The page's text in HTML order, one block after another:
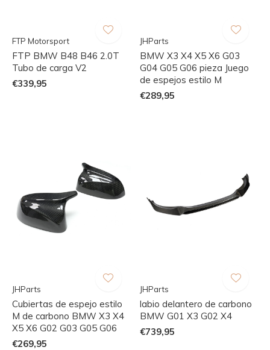
FTP Motorsport
FTP BMW B48 B46 2.0T
Tubo de carga V2
€339,95
JHParts
BMW X3 X4 X5 X6 G03
G04 G05 G06 pieza Juego
de espejos estilo M
€289,95
JHParts
Cubiertas de espejo estilo
M de carbono BMW X3 X4
X5 X6 G02 G03 G05 G06
€269,95
JHParts
labio delantero de carbono
BMW G01 X3 G02 X4
€739,95